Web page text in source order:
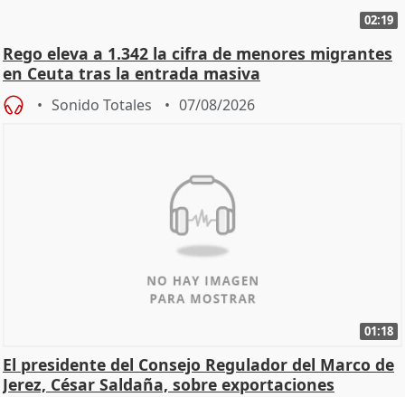
02:19
Rego eleva a 1.342 la cifra de menores migrantes
en Ceuta tras la entrada masiva
Sonido Totales 07/08/2026
01:18
El presidente del Consejo Regulador del Marco de
Jerez, César Saldaña, sobre exportaciones